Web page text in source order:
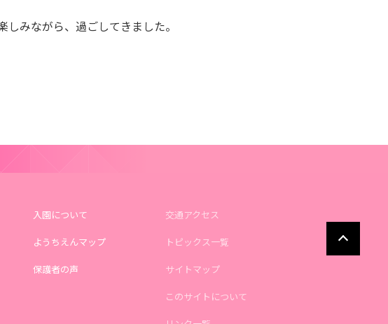
みながら、過ごしてきました。
入園について
ようちえんマップ
保護者の声
交通アクセス
トピックス一覧
サイトマップ
このサイトについて